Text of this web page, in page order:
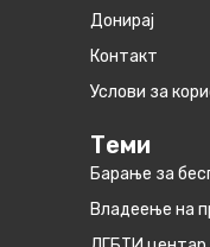
Донирај
Контакт
Услови за
Теми
Барање за
Владеење на